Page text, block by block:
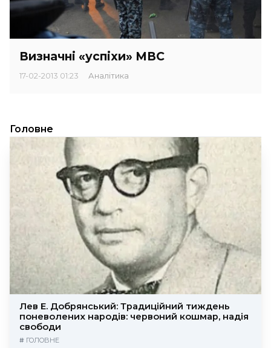
Визначні «успіхи» МВС
17-02-2013 01:23 Аналітика
Головне
Лев Е. Добрянський: Традиційний тиждень
поневолених народів: червоний кошмар, надія
свободи
# ГОЛОВНЕ